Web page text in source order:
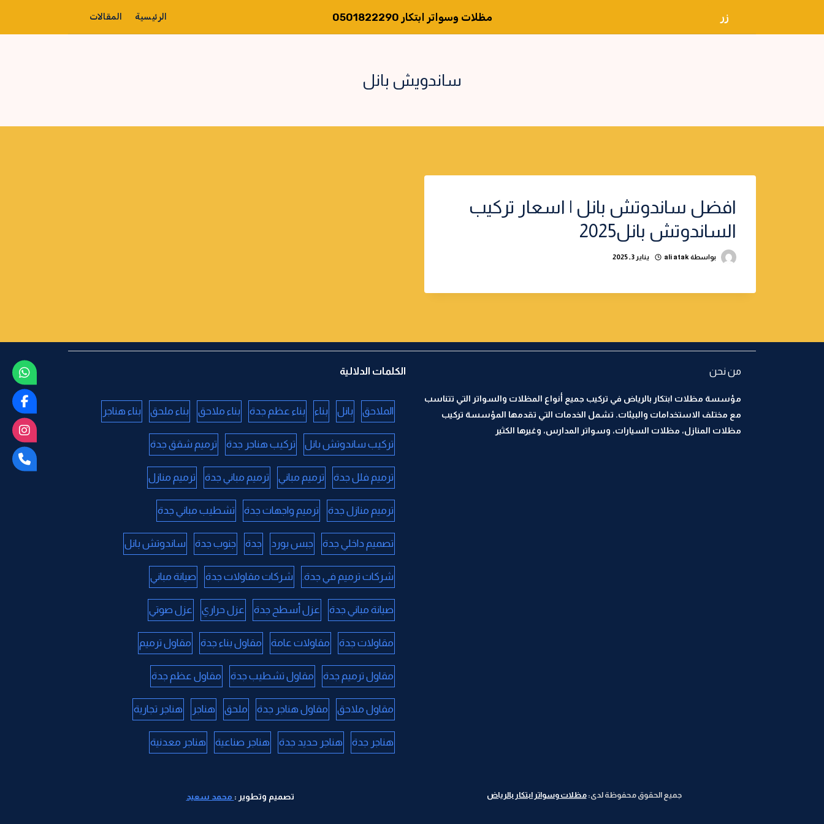
زر مظلات وسواتر ابتكار 0501822290 الرئيسية المقالات
ساندويش بانل
افضل ساندوتش بانل | اسعار تركيب
الساندوتش بانل2025
بواسطة ali atak يناير 3, 2025
من نحن
مؤسسة مظلات ابتكار بالرياض في تركيب جميع أنواع المظلات والسواتر التي تتناسب
مع مختلف الاستخدامات والبيئات. تشمل الخدمات التي تقدمها المؤسسة تركيب
مظلات المنازل، مظلات السيارات، وسواتر المدارس، وغيرها الكثير
الكلمات الدلالية
الملاحق بانل بناء بناء عظم جدة بناء ملاحق بناء ملحق بناء هناجر
تركيب ساندوتش بانل تركيب هناجر جدة ترميم شقق جدة
ترميم فلل جدة ترميم مباني ترميم مباني جدة ترميم منازل
ترميم منازل جدة ترميم واجهات جدة تشطيب مباني جدة
تصميم داخلي جدة جبس بورد جدة جنوب جدة ساندوتش بانل
شركات ترميم في جدة. شركات مقاولات جدة صيانة مباني
صيانة مباني جدة عزل أسطح جدة عزل حراري عزل صوتي
مقاولات جدة مقاولات عامة مقاول بناء جدة مقاول ترميم
مقاول ترميم جدة مقاول تشطيب جدة مقاول عظم جدة
مقاول ملاحق مقاول هناجر جدة ملحق هناجر هناجر تجارية
هناجر جدة هناجر حديد جدة هناجر صناعية هناجر معدنية
جميع الحقوق محفوظة لدى:مظلات وسواتر ابتكار بالرياض تصميم وتطوير : محمد سعيد